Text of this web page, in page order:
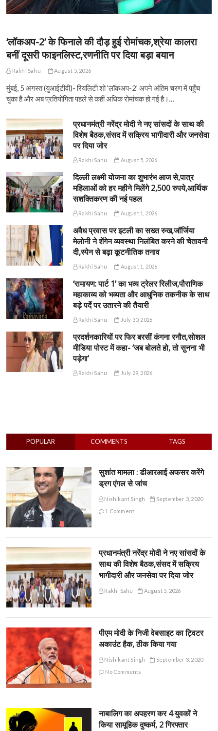
‘लॉकअप-2’ के फिनाले की दौड़ हुई रोमांचक,श्रेया कालरा
बनीं दूसरी फाइनलिस्ट,रणनीति पर दिया बड़ा बयान
Rakhi Sahu August 5, 2026
मुंबई, 5 अगस्त (युआईटीवी)- रियलिटी शो ‘लॉकअप-2’ अपने अंतिम चरण में पहुँच
चुका है और अब प्रतियोगिता पहले से कहीं अधिक रोमांचक हो गई है।…
प्रधानमंत्री नरेंद्र मोदी ने नए सांसदों के साथ की
विशेष बैठक,संसद में सक्रिय भागीदारी और जनसेवा
पर दिया जोर
Rakhi Sahu August 5, 2026
दिल्ली लक्ष्मी योजना का शुभारंभ आज से,पात्र
महिलाओं को हर महीने मिलेंगे 2,500 रुपये,आर्थिक
सशक्तिकरण की नई पहल
Rakhi Sahu August 1, 2026
अवैध प्रवास पर इटली का सख्त रुख,जॉर्जिया
मेलोनी ने शेंगेन व्यवस्था निलंबित करने की चेतावनी
दी,स्पेन से बढ़ा कूटनीतिक तनाव
Rakhi Sahu August 1, 2026
‘रामायण: पार्ट 1’ का भव्य ट्रेलर रिलीज,पौराणिक
महाकाव्य को भव्यता और आधुनिक तकनीक के साथ
बड़े पर्दे पर उतारने की तैयारी
Rakhi Sahu July 30, 2026
प्रदर्शनकारियों पर फिर बरसीं कंगना रनौत,सोशल
मीडिया पोस्ट में कहा- ‘जब बोलते हो, तो सुनना भी
पड़ेगा’
Rakhi Sahu July 29, 2026
POPULAR COMMENTS TAGS
सुशांत मामला : डीआरआई अफसर करेंगे
ड्रग एंगल से जांच
Nishikant Singh
September 3, 2020
1 Comment
प्रधानमंत्री नरेंद्र मोदी ने नए सांसदों के
साथ की विशेष बैठक,संसद में सक्रिय
भागीदारी और जनसेवा पर दिया जोर
Rakhi Sahu August 5, 2026
पीएम मोदी के निजी वेबसाइट का ट्विटर
अकाउंट हैक, ठीक किया गया
Nishikant Singh
September 3, 2020
No Comments
नाबालिग का अपहरण कर 4 युवकों ने
किया सामूहिक दुष्कर्म, 2 गिरफ्तार